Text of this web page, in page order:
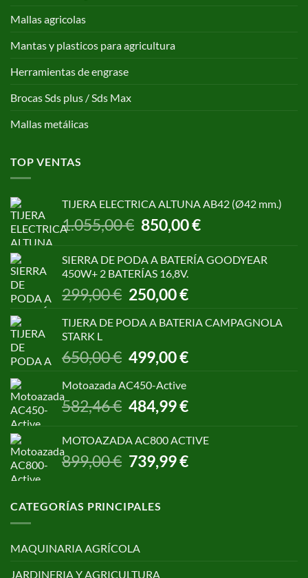
Mallas agricolas
Mantas y plasticos para agricultura
Herramientas de engrase
Brocas Sds plus / Sds Max
Mallas metálicas
TOP VENTAS
TIJERA ELECTRICA ALTUNA AB42 (Ø42 mm.)
1.055,00€ El
precio
era:
1.055,00 €.
850,00€El
es:
SIERRA DE PODA A BATERÍA GOODYEAR
450W+ 2 BATERÍAS 16,8V.
299,00€ El
precio
original
299,00 €.
250,00€El
actual
250,00 €.
TIJERA DE PODA A BATERIA CAMPAGNOLA
STARK L
650,00€
El
precio
original
650,00 €.
499,00€El
499,00 €.
Motoazada AC450-Active
582,46€
El
precio
era:
582,46 €.
484,99€El
es:
484,99 €.
MOTOAZADA AC800 ACTIVE
899,00€ El
precio
era:
739,99€El
CATEGORÍAS PRINCIPALES
MAQUINARIA AGRÍCOLA
JARDINERIA Y AGRICULTURA